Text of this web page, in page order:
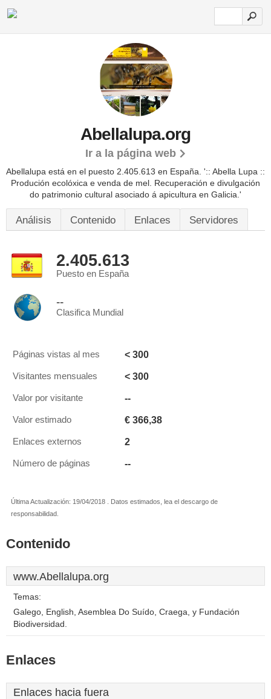
Abellalupa.org
Ir a la página web
Abellalupa está en el puesto 2.405.613 en España. ':: Abella Lupa ::
Produción ecolóxica e venda de mel. Recuperación e divulgación
do patrimonio cultural asociado á apicultura en Galicia.'
Análisis Contenido Enlaces Servidores
2.405.613
Puesto en España
--
Clasifica Mundial
Páginas vistas al mes < 300
Visitantes mensuales < 300
Valor por visitante --
Valor estimado € 366,38
Enlaces externos 2
Número de páginas --
Última Actualización: 19/04/2018 . Datos estimados, lea el descargo de
responsabilidad.
Contenido
www.Abellalupa.org
Temas:
Galego, English, Asemblea Do Suído, Craega, y Fundación
Biodiversidad.
Enlaces
Enlaces hacia fuera